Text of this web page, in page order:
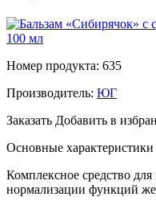
Номер продукта: 635
Производитель: ЮГ
Заказать Добавить в
Основные характеристики
Комплексное средство
нормализации функций